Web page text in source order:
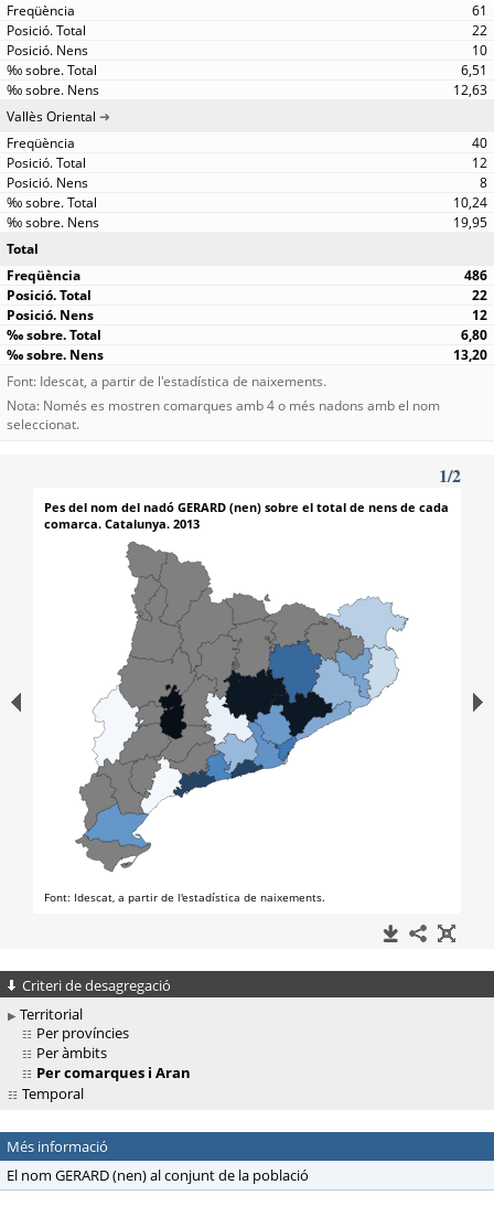
61
22
10
6,51
12,63
Vallès Oriental
40
12
8
10,24
19,95
Total
486
22
12
6,80
13,20
Font: Idescat, a partir de l'estadística de naixements.
Nota: Només es mostren comarques amb 4 o més nadons amb el nom
seleccionat.
Criteri de desagregació
Territorial
Per províncies
Per àmbits
Per comarques i Aran
Temporal
Més informació
El nom GERARD (nen) al conjunt de la població